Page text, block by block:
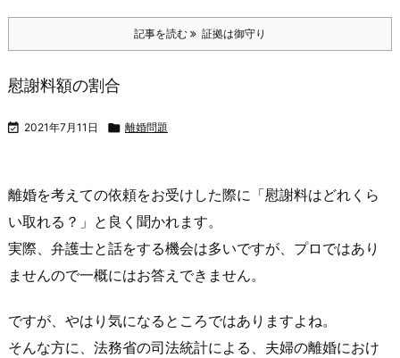
記事を読む 証拠は御守り
慰謝料額の割合
 2021年7月11日  離婚問題
離婚を考えての依頼をお受けした際に「慰謝料はどれくら
い取れる？」と良く聞かれます。
実際、弁護士と話をする機会は多いですが、プロではあり
ませんので一概にはお答えできません。
ですが、やはり気になるところではありますよね。
そんな方に、法務省の司法統計による、夫婦の離婚におけ